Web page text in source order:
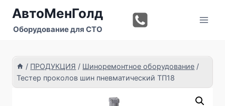
Перейти
содержимому
АвтоМенГолд
Оборудование для СТО
/ ПРОДУКЦИЯ / Шиноремонтное оборудование /
Тестер проколов шин пневматический ТП18